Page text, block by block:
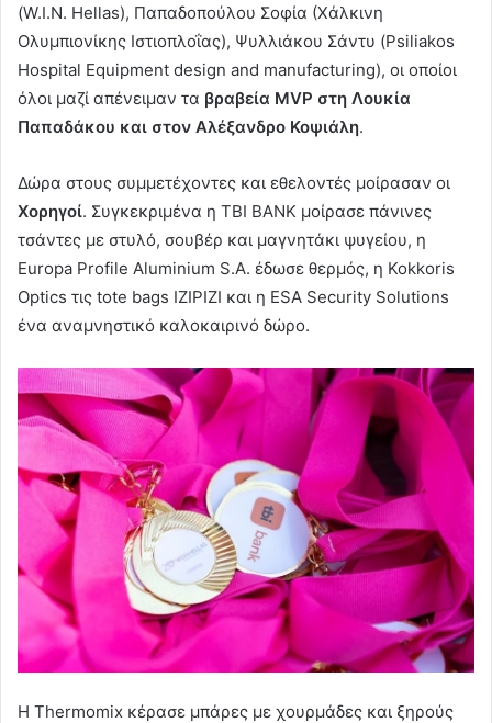
(W.I.N. Hellas), Παπαδοπούλου Σοφία (Χάλκινη
Ολυμπιονίκης Ιστιοπλοΐας), Ψυλλιάκου Σάντυ (Psiliakos
Hospital Equipment design and manufacturing), οι οποίοι
όλοι μαζί απένειμαν τα βραβεία MVP στη Λουκία
Παπαδάκου και στον Αλέξανδρο Κοψιάλη.
Δώρα στους συμμετέχοντες και εθελοντές μοίρασαν οι
Χορηγοί. Συγκεκριμένα η TBI BANK μοίρασε πάνινες
τσάντες με στυλό, σουβέρ και μαγνητάκι ψυγείου, η
Europa Profile Aluminium S.A. έδωσε θερμός, η Kokkoris
Optics τις tote bags IZIPIZI και η ESA Security Solutions
ένα αναμνηστικό καλοκαιρινό δώρο.
Η Thermomix κέρασε μπάρες με χουρμάδες και ξηρούς